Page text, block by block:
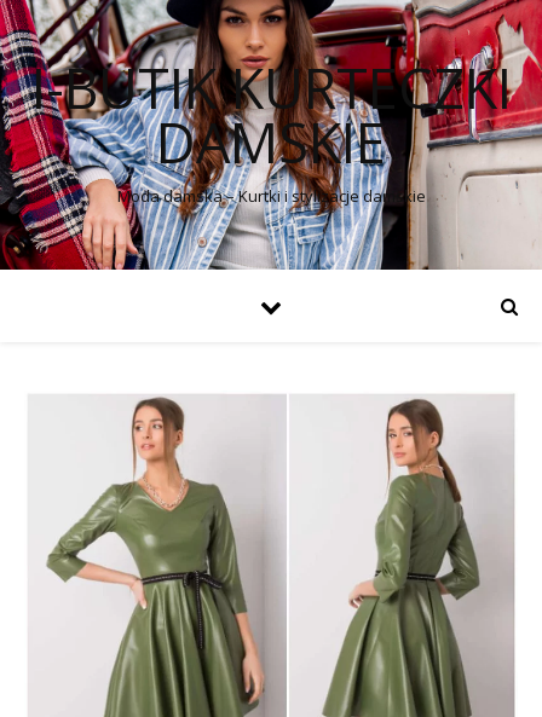
I-BUTIK KURTECZKI
DAMSKIE
Moda damska – Kurtki i stylizacje damskie